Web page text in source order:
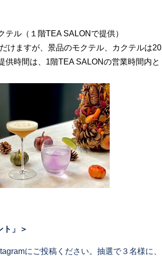
ル（１階TEA SALONで提供）
けますが、景品のモクテル、カクテルは20
時間は、1階TEA SALONの営業時間内と
」＞
にご投稿ください。抽選で３名様に、